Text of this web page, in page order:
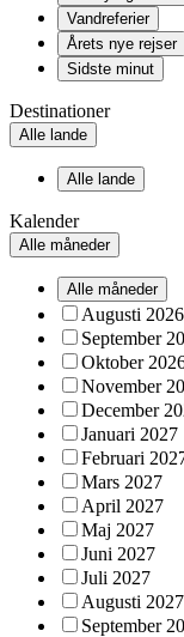
Vandreferier
Årets nye rejser
Sidste minut
Destinationer
Alle lande
Alle lande
Kalender
Alle måneder
Alle måneder
Augusti 2026
September
Oktober
November
December
Januari 2027
Februari
Mars 2027
April 2027
Maj 2027
Juni 2027
Juli 2027
Augusti 2027
September